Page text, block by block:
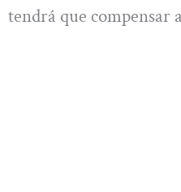
tendrá que compensar